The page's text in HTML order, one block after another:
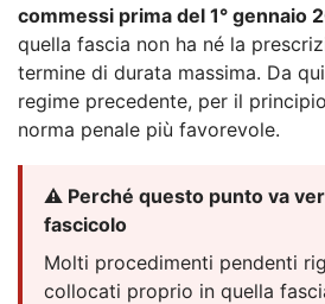
commessi prima del 1° gennaio
quella fascia non ha né la
termine di durata massima. Da
regime precedente, per il
norma penale più favorevole.
⚠️ Perché questo punto va
fascicolo
Molti procedimenti pendenti
collocati proprio in quella